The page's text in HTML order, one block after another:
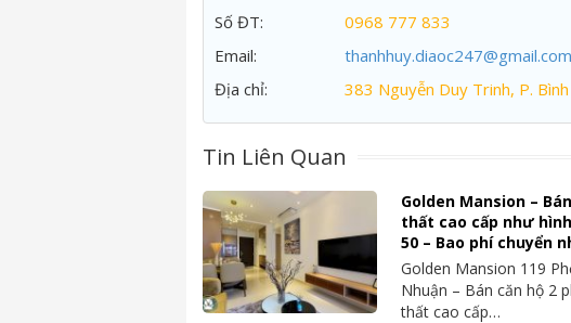
Số ĐT:
0968 777 833
Email:
thanhhuy.diaoc247@gmail.com
Địa chỉ:
383 Nguyễn Duy Trinh, P.
Tin Liên Quan
Golden Mansion –
thất cao cấp như
50 – Bao phí chuyển
Golden Mansion 119
Nhuận – Bán căn hộ 2
thất cao cấp…